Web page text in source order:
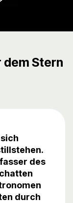
dem Stern
des
durch